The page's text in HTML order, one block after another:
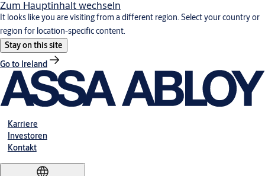
Zum Hauptinhalt wechseln
It looks like you are visiting from a different region. Select your country or
region for location-specific content.
Stay on this site
Go to Ireland
Karriere
Investoren
Kontakt